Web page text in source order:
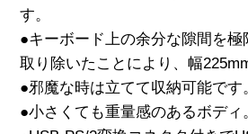
す。
●キーボード上の余分な隙間を
取り除いたことにより、幅
●邪魔な時は立てて収納可能です
●小さくても重量感のあるボディ